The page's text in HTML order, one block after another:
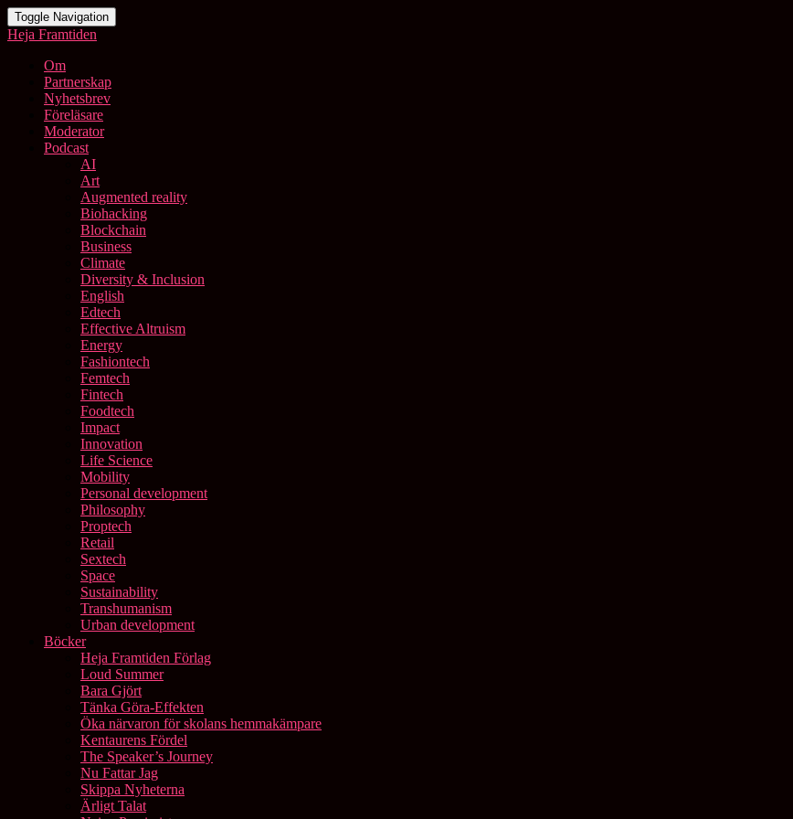
Toggle Navigation
Heja Framtiden
Om
Partnerskap
Nyhetsbrev
Föreläsare
Moderator
Podcast
AI
Art
Augmented reality
Biohacking
Blockchain
Business
Climate
Diversity & Inclusion
English
Edtech
Effective Altruism
Energy
Fashiontech
Femtech
Fintech
Foodtech
Impact
Innovation
Life Science
Mobility
Personal development
Philosophy
Proptech
Retail
Sextech
Space
Sustainability
Transhumanism
Urban development
Böcker
Heja Framtiden Förlag
Loud Summer
Bara Gjört
Tänka Göra-Effekten
Öka närvaron för skolans hemmakämpare
Kentaurens Fördel
The Speaker’s Journey
Nu Fattar Jag
Skippa Nyheterna
Ärligt Talat